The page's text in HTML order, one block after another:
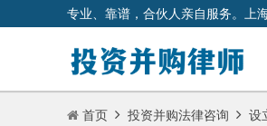
专业、靠谱，合伙人亲自服务。上
首页 投资并购法律咨询 设